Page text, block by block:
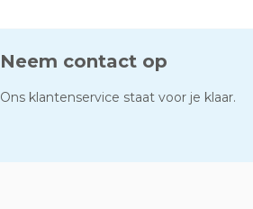
Neem contact op
Ons klantenservice staat voor je klaar.